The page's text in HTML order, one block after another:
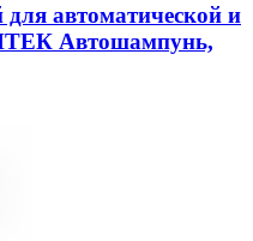
автоматической и
Автошампунь,